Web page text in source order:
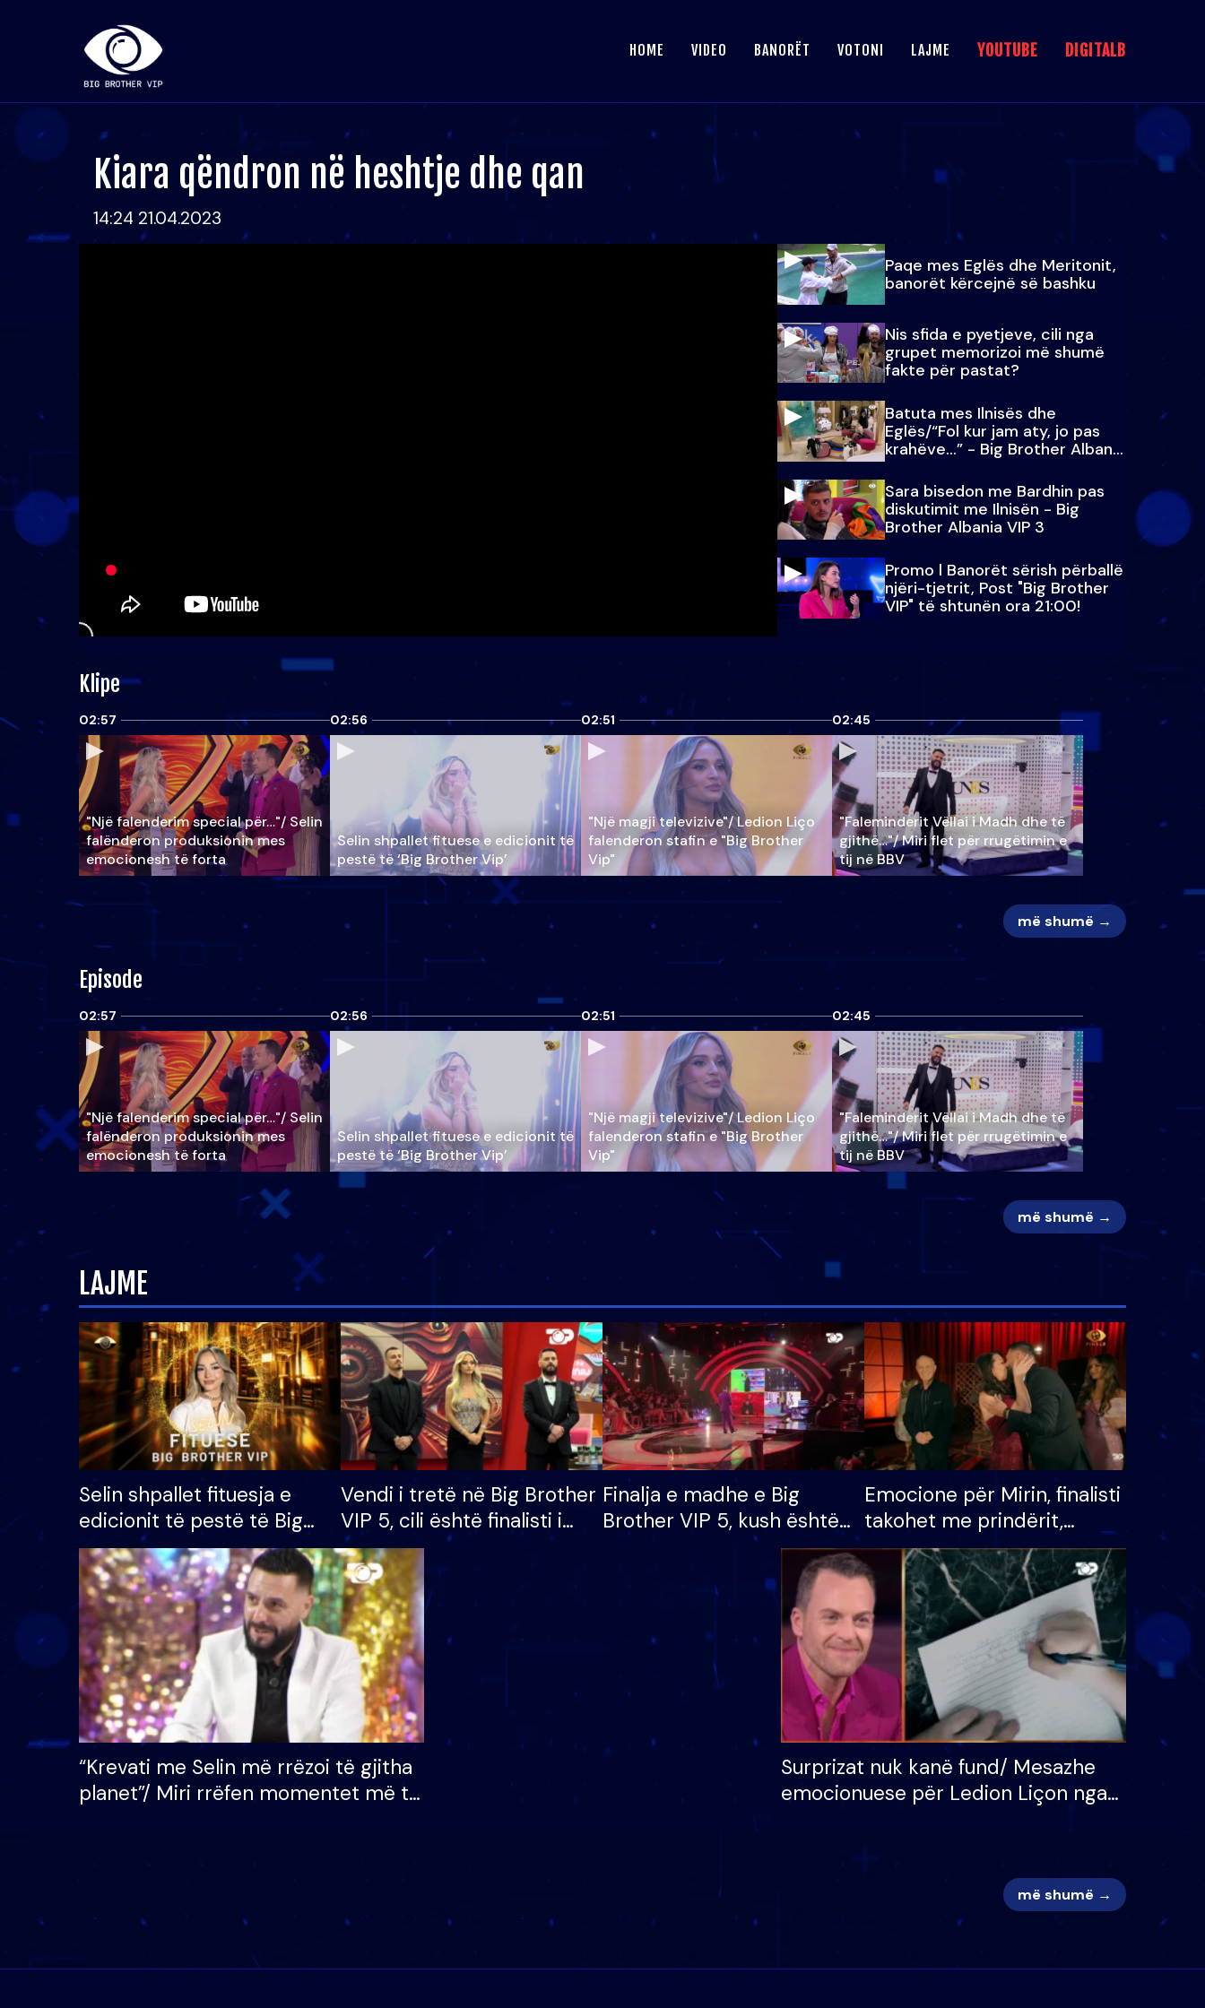
HOME VIDEO BANORËT VOTONI LAJME YOUTUBE DIGITALB
Kiara qëndron në heshtje dhe qan
14:24 21.04.2023
Paqe mes Eglës dhe Meritonit,
banorët kërcejnë së bashku
Nis sfida e pyetjeve, cili nga
grupet memorizoi më shumë
fakte për pastat?
Batuta mes Ilnisës dhe
Eglës/“Fol kur jam aty, jo pas
krahëve…” - Big Brother Albania
VIP 3
Sara bisedon me Bardhin pas
diskutimit me Ilnisën - Big
Brother Albania VIP 3
Promo l Banorët sërish përballë
njëri-tjetrit, Post "Big Brother
VIP" të shtunën ora 21:00!
Klipe
02:57
"Një falenderim special për…"/ Selin
falënderon produksionin mes
emocionesh të forta
02:56
Selin shpallet fituese e edicionit të
pestë të ‘Big Brother Vip’
02:51
"Një magji televizive"/ Ledion Liço
falenderon stafin e "Big Brother
Vip"
02:45
"Faleminderit Vëllai i Madh dhe të
gjithë…"/ Miri flet për rrugëtimin e
tij në BBV
më shumë →
Episode
02:57
"Një falenderim special për…"/ Selin
falënderon produksionin mes
emocionesh të forta
02:56
Selin shpallet fituese e edicionit të
pestë të ‘Big Brother Vip’
02:51
"Një magji televizive"/ Ledion Liço
falenderon stafin e "Big Brother
Vip"
02:45
"Faleminderit Vëllai i Madh dhe të
gjithë…"/ Miri flet për rrugëtimin e
tij në BBV
më shumë →
LAJME
Selin shpallet fituesja e
edicionit të pestë të Big
Brother VIP, rrëmben
çmimin e madh prej 100
mijë eurosh
Vendi i tretë në Big Brother
VIP 5, cili është finalisti i
radhës që lë shtëpinë
Finalja e madhe e Big
Brother VIP 5, kush është
banori i parë që lë shtëpinë
dhe humb mundësinë për
të fituar çmimin e madh
Emocione për Mirin, finalisti
takohet me prindërit,
vajzën dhe bashkëshorten:
S’kemi ndonjë letër divorci
apo jo?
“Krevati me Selin më rrëzoi të gjitha
planet”/ Miri rrëfen momentet më të
Surprizat nuk kanë fund/ Mesazhe
emocionuese për Ledion Liçon nga
më shumë →